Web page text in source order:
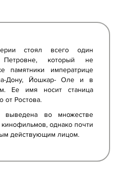
стоял всего один
Петровне, который не
памятники императрице
Дону, Йошкар- Оле и в
Ее имя носит станица
от Ростова.
выведена во множестве
однако почти
действующим лицом.